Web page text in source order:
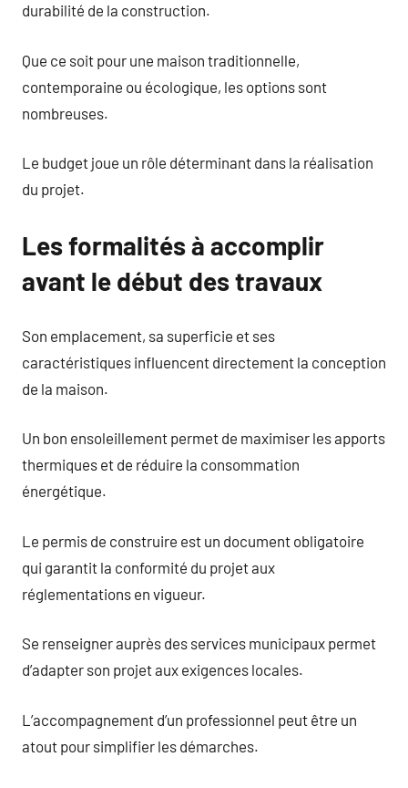
durabilité de la construction.
Que ce soit pour une maison traditionnelle,
contemporaine ou écologique, les options sont
nombreuses.
Le budget joue un rôle déterminant dans la réalisation
du projet.
Les formalités à accomplir
avant le début des travaux
Son emplacement, sa superficie et ses
caractéristiques influencent directement la conception
de la maison.
Un bon ensoleillement permet de maximiser les apports
thermiques et de réduire la consommation
énergétique.
Le permis de construire est un document obligatoire
qui garantit la conformité du projet aux
réglementations en vigueur.
Se renseigner auprès des services municipaux permet
d’adapter son projet aux exigences locales.
L’accompagnement d’un professionnel peut être un
atout pour simplifier les démarches.